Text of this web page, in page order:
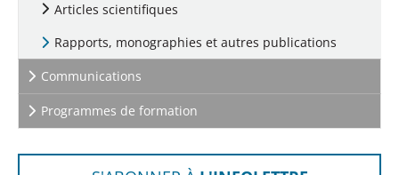
Articles scientifiques
Rapports, monographies et autres publications
Communications
Programmes de formation